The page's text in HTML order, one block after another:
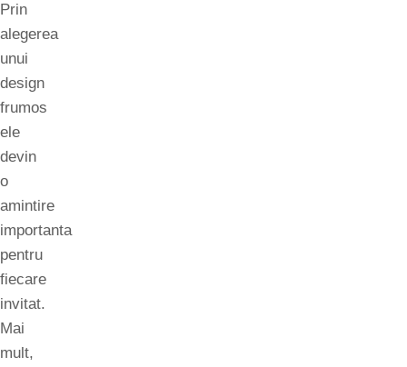
Prin
alegerea
unui
design
frumos
ele
devin
o
amintire
importanta
pentru
fiecare
invitat.
Mai
mult,